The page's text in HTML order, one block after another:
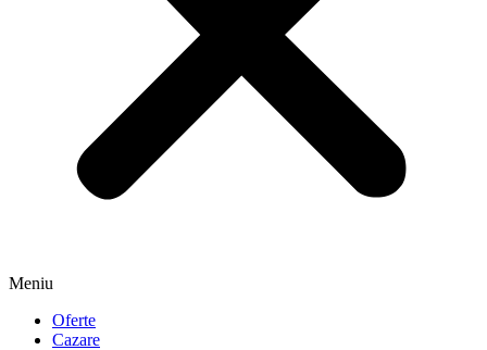
Meniu
Oferte
Cazare